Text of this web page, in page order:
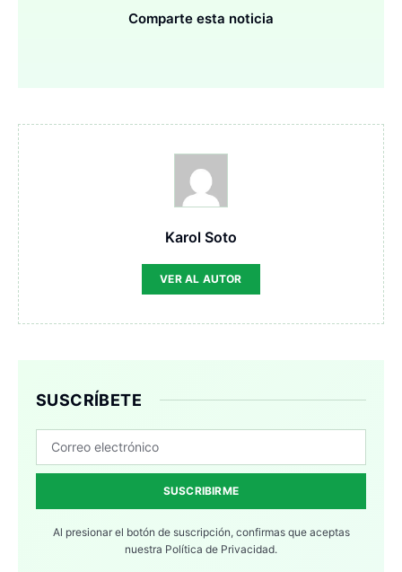
Comparte esta noticia
Karol Soto
VER AL AUTOR
SUSCRÍBETE
SUSCRIBIRME
Al presionar el botón de suscripción, confirmas que aceptas
nuestra Política de Privacidad.